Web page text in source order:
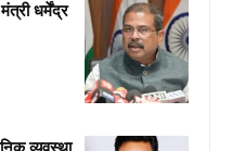
धर्मेंद्र